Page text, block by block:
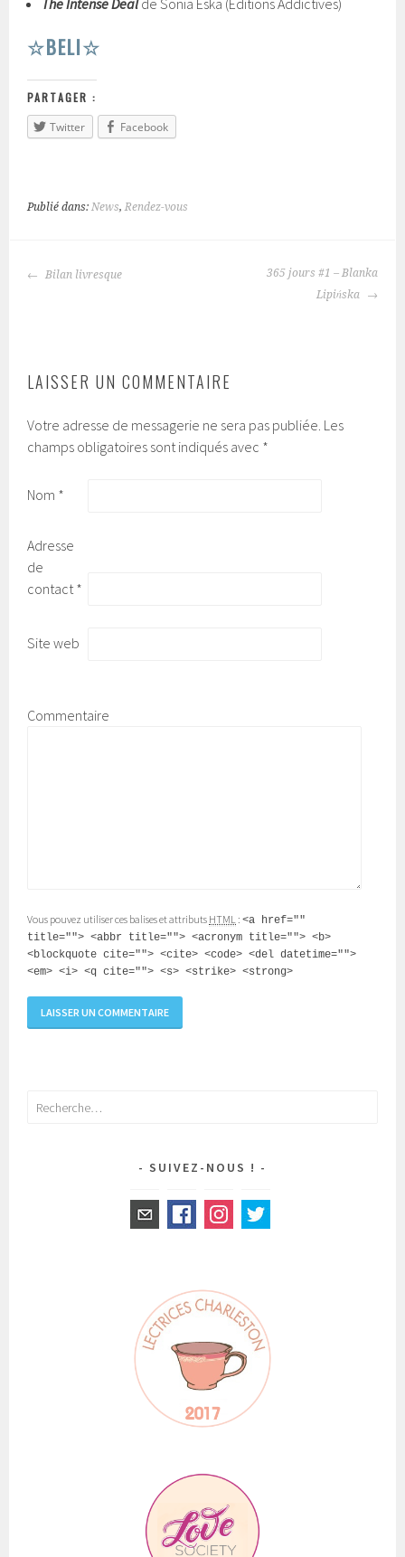
☆BELI☆
PARTAGER :
Twitter
Facebook
Publié dans:News,Rendez-vous
Bilan livresque
365 jours #1 – Blanka
Lipińska
LAISSER UN COMMENTAIRE
Votre adresse de messagerie ne sera pas publiée. Les
champs obligatoires sont indiqués avec *
Nom *
Adresse
de
contact *
Site web
Commentaire
Vous pouvez utiliser ces balises et attributs HTML :<a href=""
title=""> <abbr title=""> <acronym title=""> <b>
<blockquote cite=""> <cite> <code> <del datetime="">
<em> <i> <q cite=""> <s> <strike> <strong>
Rechercher :
SUIVEZ-NOUS !